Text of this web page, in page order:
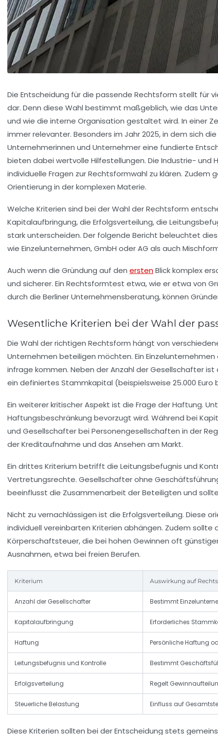
Die Entscheidung für die passende Rechtsform stellt für
dar. Denn diese Wahl bestimmt maßgeblich, wie das
und wie die interne Organisation gestaltet wird. In einer
immer relevanter. Besonders im Jahr 2025, in dem sich
Unternehmerinnen und Unternehmer eine fundierte
bieten dabei wertvolle Hilfestellungen. Die Industrie-
individuelle Fragen zur Rechtsformwahl zu klären.
Orientierung in der komplexen Materie.
Welche Kriterien sind bei der Wahl der Rechtsform
Kapitalaufbringung, die Erfolgsverteilung, die
stark unterscheiden. Der folgende Bericht beleuchtet
wie Einzelunternehmen, GmbH oder AG als auch
Auch wenn die Gründung auf den erstenBlick komplex
und sicherer. Ein Rechtsformtest etwa, wie er etwa von
durch die Berliner Unternehmensberatung, können
Wesentliche Kriterien bei der Wahl der
Die Wahl der richtigen Rechtsform hängt von
Unternehmen beteiligen möchten. Ein
infrage kommen. Neben der Anzahl der Gesellschafter
ein definiertes Stammkapital (beispielsweise 25.000
Ein weiterer kritischer Aspekt ist die Frage der Haftung.
Haftungsbeschränkung bevorzugt wird. Während bei
und Gesellschafter bei Personengesellschaften in der
der Kreditaufnahme und das Ansehen am Markt.
Ein drittes Kriterium betrifft die Leitungsbefugnis und
Vertretungsrechte. Gesellschafter ohne
beeinflusst die Zusammenarbeit der Beteiligten und
Nicht zu vernachlässigen ist die Erfolgsverteilung. Diese
individuell vereinbarten Kriterien abhängen. Zudem
Körperschaftsteuer, die bei hohen Gewinnen oft
Ausnahmen, etwa bei freien Berufen.
Kriterium Auswirkung auf
Anzahl der Gesellschafter Bestimmt
Kapitalaufbringung Erforderliches
Haftung Persönliche Haftung
Leitungsbefugnis und Kontrolle Bestimmt
Erfolgsverteilung Regelt
Steuerliche Belastung Einfluss auf
Diese Kriterien sollten bei der Entscheidung stets